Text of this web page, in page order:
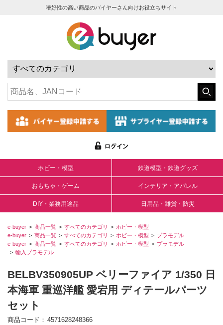
嗜好性の高い商品のバイヤーさん向けお役立ちサイト
ホビー・模型 鉄道模型・鉄道グッズ
おもちゃ・ゲーム インテリア・アパレル
DIY・業務用途品 日用品・雑貨・防災
e-buyer 商品一覧 すべてのカテゴリ
ホビー・模型
e-buyer
商品一覧 すべてのカテゴリ ホビー・模型
プラモデル
e-buyer
商品一覧 すべてのカテゴリ ホビー・模型
プラモデル
輸入プラモデル
BELBV350905UP ベリーファイア 1/350 日
本海軍 重巡洋艦 愛宕用 ディテールパーツ
セット
商品コード
4571628248366